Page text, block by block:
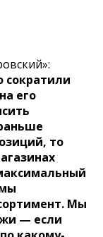
сократили
его
то
Мы
— если